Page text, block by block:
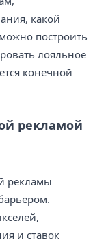
какой
построить
лояльное
конечной
рекламой
рекламы
и ставок